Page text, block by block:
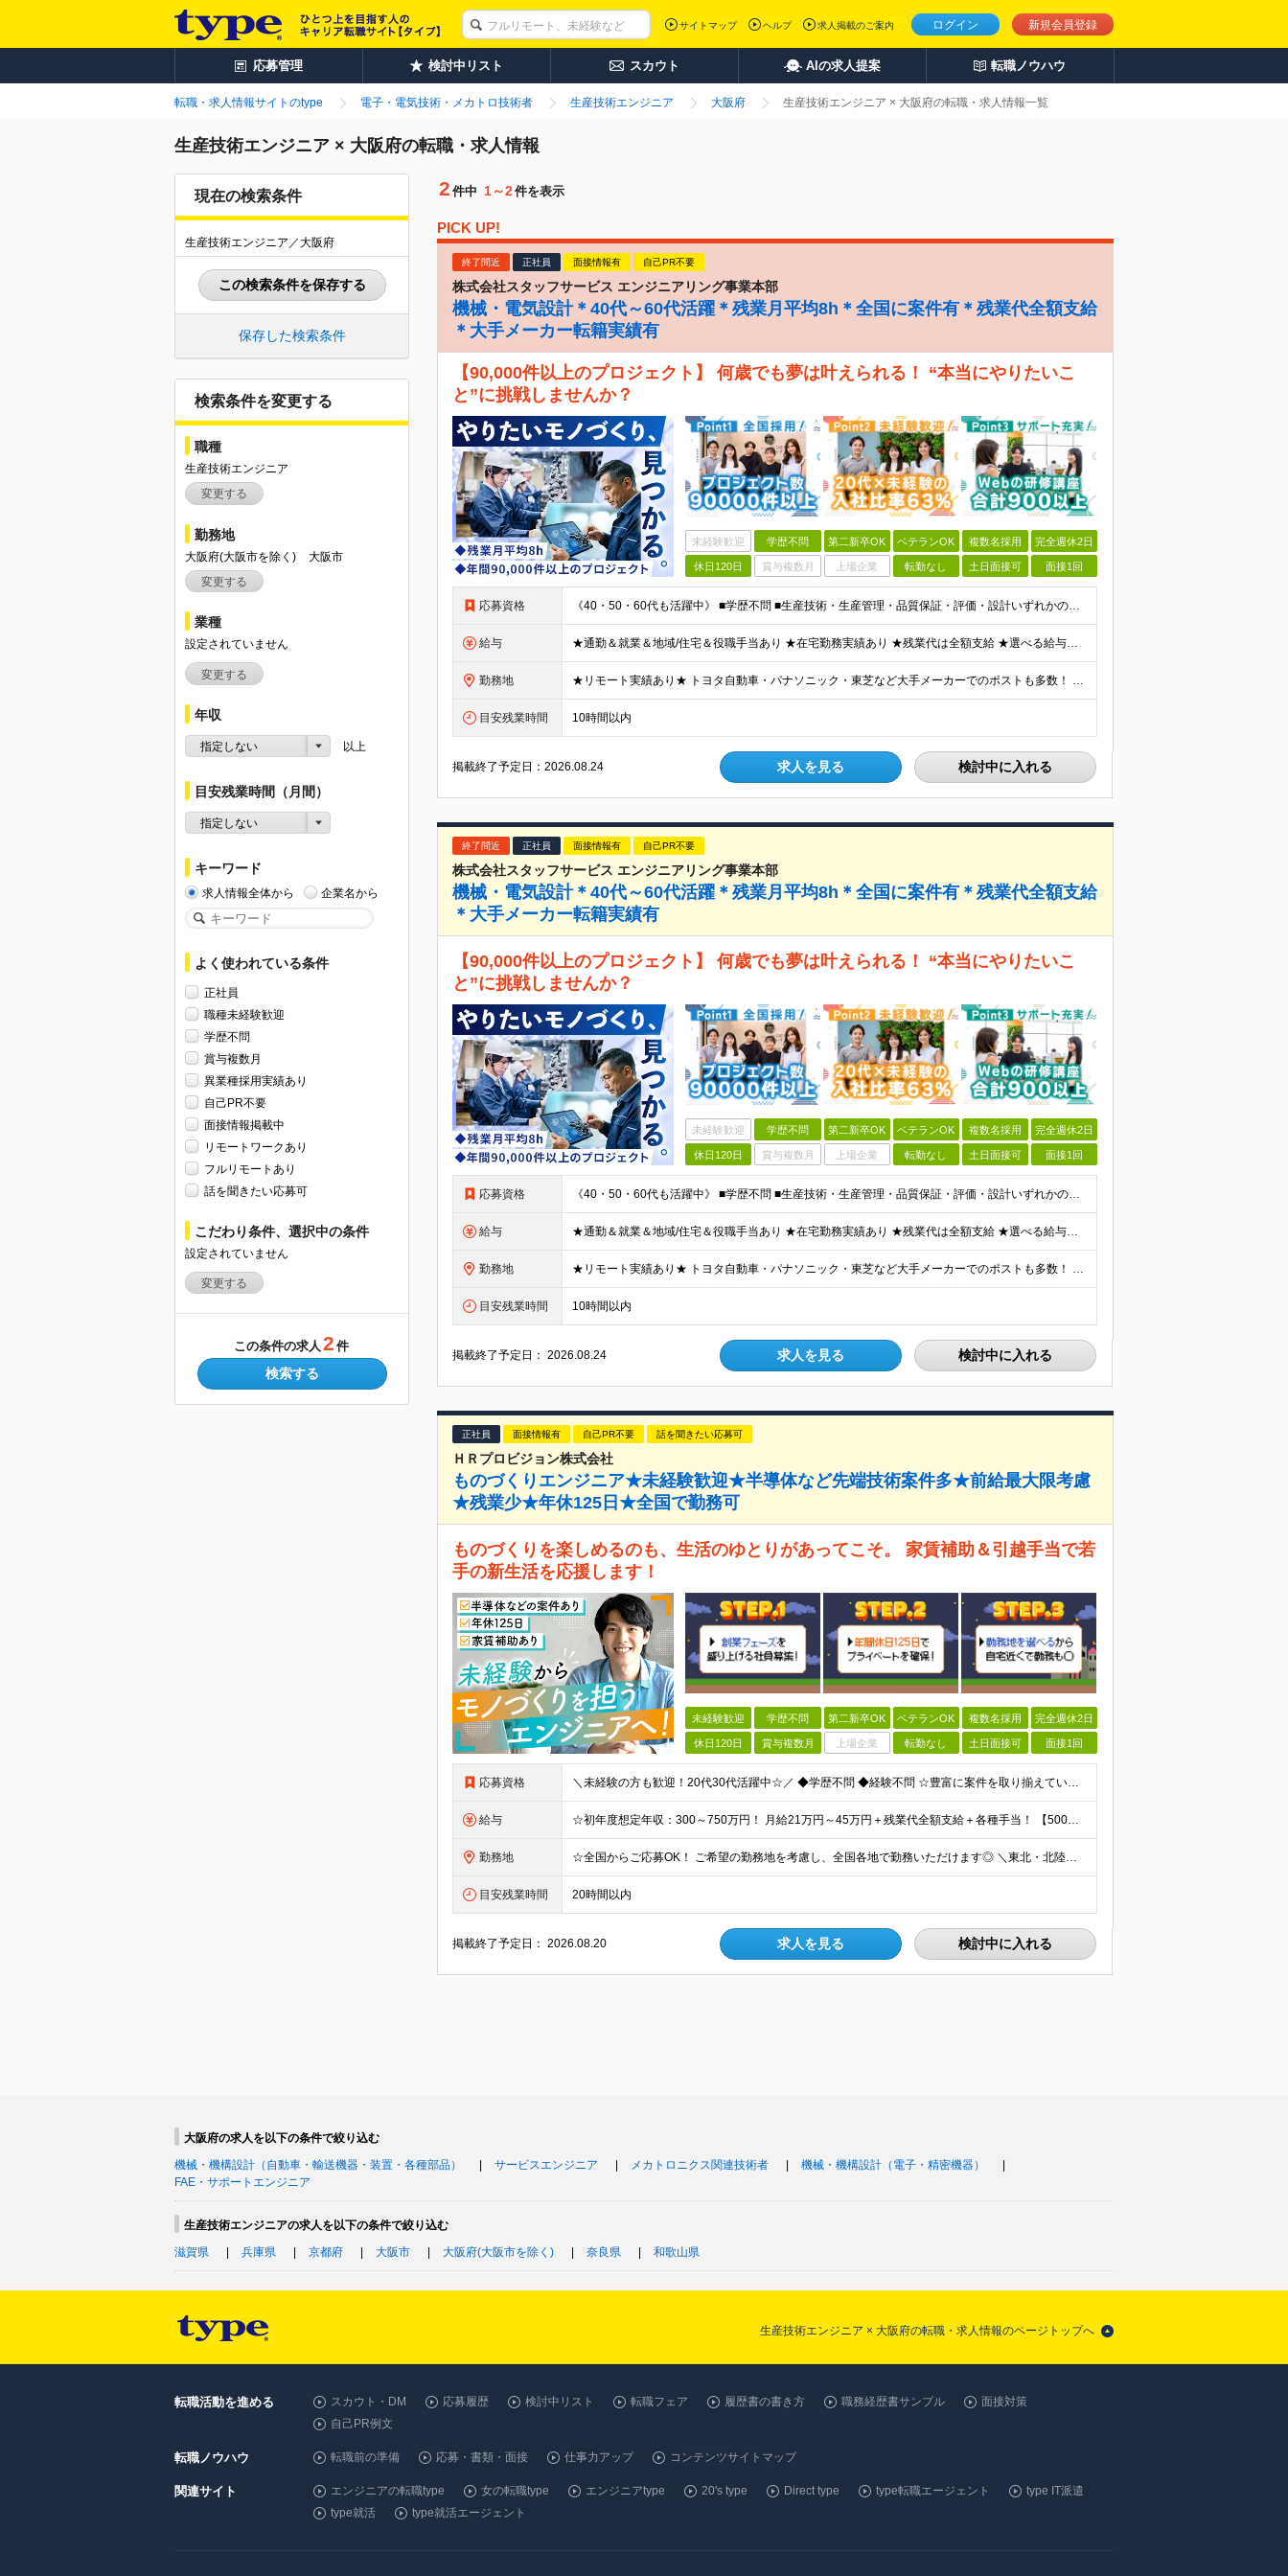
ログイン 新規会員登録
サイトマップ ヘルプ 求人掲載のご案内
応募管理 検討中リスト スカウト AIの求人提案 転職ノウハウ
転職・求人情報サイトのtype 電子・電気技術・メカトロ技術者 生産技術エンジニア 大阪府 生産技術エンジニア × 大阪府の転職・求人情報一覧
生産技術エンジニア × 大阪府の転職・求人情報
現在の検索条件
生産技術エンジニア／大阪府
この検索条件を保存する
保存した検索条件
検索条件を変更する
職種
生産技術エンジニア
変更する
勤務地
大阪府(大阪市を除く)
大阪市
変更する
業種
設定されていません
変更する
年収
指定しない 以上
目安残業時間（月間）
指定しない
キーワード
求人情報全体から 企業名から
よく使われている条件
正社員
職種未経験歓迎
学歴不問
賞与複数月
異業種採用実績あり
自己PR不要
面接情報掲載中
リモートワークあり
フルリモートあり
話を聞きたい応募可
こだわり条件、選択中の条件
設定されていません
変更する
この条件の求人 2 件
検索する
2 件中 1～2件を表示
PICK UP!
終了間近 正社員 面接情報有 自己PR不要
株式会社スタッフサービス エンジニアリング事業本部
機械・電気設計＊40代～60代活躍＊残業月平均8h＊全国に案件有＊残業代全額支給
＊大手メーカー転籍実績有
【90,000件以上のプロジェクト】 何歳でも夢は叶えられる！ “本当にやりたいこ
と”に挑戦しませんか？
未経験歓迎 学歴不問 第二新卒OK ベテランOK 複数名採用 完全週休2日
休日120日 賞与複数月 上場企業 転勤なし 土日面接可 面接1回
応募資格 《40・50・60代も活躍中》 ■学歴不問 ■生産技術・生産管理・品質保証・評価・設計いずれかの実務経験をお持ちの方 ▽こんな方にオススメです！▽ 「経験を活かして幅広いプロジェクトに携わりたい」
給与 ★通勤＆就業＆地域/住宅＆役職手当あり ★在宅勤務実績あり ★残業代は全額支給 ★選べる給与制度あり！ ■東京・神奈川・千葉・埼玉勤務の場合 月給24.5万円～55万円＋諸手当 （残業代は全額支給）
勤務地 ★リモート実績あり★ トヨタ自動車・パナソニック・東芝など大手メーカーでのポストも多数！ 全国の取引先での就業となります（沖縄を除く） 『地元で働きたい』という希望に、業界トップクラス約7,00
目安残業時間 10時間以内
掲載終了予定日：2026.08.24 求人を見る 検討中に入れる
終了間近 正社員 面接情報有 自己PR不要
株式会社スタッフサービス エンジニアリング事業本部
機械・電気設計＊40代～60代活躍＊残業月平均8h＊全国に案件有＊残業代全額支給
＊大手メーカー転籍実績有
【90,000件以上のプロジェクト】 何歳でも夢は叶えられる！ “本当にやりたいこ
と”に挑戦しませんか？
未経験歓迎 学歴不問 第二新卒OK ベテランOK 複数名採用 完全週休2日
休日120日 賞与複数月 上場企業 転勤なし 土日面接可 面接1回
応募資格 《40・50・60代も活躍中》 ■学歴不問 ■生産技術・生産管理・品質保証・評価・設計いずれかの実務経験をお持ちの方 ▽こんな方にオススメです！▽ 「経験を活かして幅広いプロジェクトに携わりたい」
給与 ★通勤＆就業＆地域/住宅＆役職手当あり ★在宅勤務実績あり ★残業代は全額支給 ★選べる給与制度あり！ ■東京・神奈川・千葉・埼玉勤務の場合 月給24.5万円～55万円＋諸手当 （残業代は全額支給）
勤務地 ★リモート実績あり★ トヨタ自動車・パナソニック・東芝など大手メーカーでのポストも多数！ 全国の取引先での就業となります（沖縄を除く） 『地元で働きたい』という希望に、業界トップクラス約7,00
目安残業時間 10時間以内
掲載終了予定日：2026.08.24 求人を見る 検討中に入れる
正社員 面接情報有 自己PR不要 話を聞きたい応募可
ＨＲプロビジョン株式会社
ものづくりエンジニア★未経験歓迎★半導体など先端技術案件多★前給最大限考慮
★残業少★年休125日★全国で勤務可
ものづくりを楽しめるのも、生活のゆとりがあってこそ。 家賃補助＆引越手当で若
手の新生活を応援します！
未経験歓迎 学歴不問 第二新卒OK ベテランOK 複数名採用 完全週休2日
休日120日 賞与複数月 上場企業 転勤なし 土日面接可 面接1回
応募資格 ＼未経験の方も歓迎！20代30代活躍中☆／ ◆学歴不問 ◆経験不問 ☆豊富に案件を取り揃えているため、言語やフェーズ、レベル感は問いません！ ☆経験に応じて即戦力として活躍いただくことも◎ ☆何らか
給与 ☆初年度想定年収：300～750万円！ 月給21万円～45万円＋残業代全額支給＋各種手当！ 【500以上の給与テーブルで納得感ある評価体制◎】 【様々な手当をご用意しています！】 ◆通勤手当 ◆
勤務地 ☆全国からご応募OK！ ご希望の勤務地を考慮し、全国各地で勤務いただけます◎ ＼東北・北陸地域の採用を強化中です！／ 【該当地域】 └北海道・岩手・宮城・福島・茨城・栃木・群馬・埼玉・東京・神奈川
目安残業時間 20時間以内
掲載終了予定日：2026.08.20 求人を見る 検討中に入れる
大阪府の求人を以下の条件で絞り込む
機械・機構設計（自動車・輸送機器・装置・各種部品）
サービスエンジニア メカトロニクス関連技術者
機械・機構設計（電子・精密機器）
FAE・サポートエンジニア
生産技術エンジニアの求人を以下の条件で絞り込む
滋賀県
兵庫県 京都府 大阪市 大阪府(大阪市を除く) 奈良県 和歌山県
生産技術エンジニア × 大阪府の転職・求人情報のページトップへ
転職活動を進める スカウト・DM 応募履歴 検討中リスト 転職フェア 履歴書の書き方 職務経歴書サンプル
面接対策
自己PR例文
転職ノウハウ 転職前の準備 応募・書類・面接 仕事力アップ コンテンツサイトマップ
関連サイト エンジニアの転職type 女の転職type エンジニアtype 20's type Direct type type転職エージェント
type IT派遣
type就活
type就活エージェント